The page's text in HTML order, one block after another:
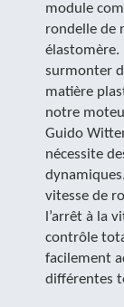
module
rondelle de
élastomère.
surmonter
matière
notre
Guido
nécessite
vitesse de
l’arrêt à la
contrôle
facilement
différentes